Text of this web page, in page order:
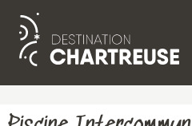
Aller
principal